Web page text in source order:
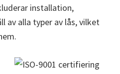
installation,
av alla typer av lås, vilket